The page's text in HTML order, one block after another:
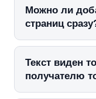
Можно ли
страниц
Текст виден
получателю